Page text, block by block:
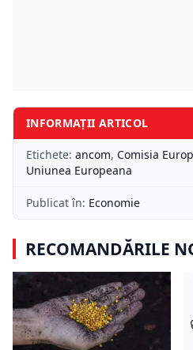
INFORMAȚII ARTICOL
Etichete: ancom, Comisia
Uniunea Europeana
Publicat în: Economie
RECOMANDĂRILE